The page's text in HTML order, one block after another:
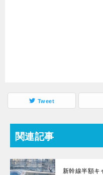
Tweet
関連記事
新幹線半額キ